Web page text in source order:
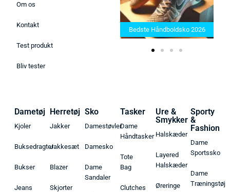
Om os
Kontakt
Test produkt
Bliv tester
Bedste Saunatæppe 2025 –
Find de bedste produkter her!
Bedste Håndboldsko 2026
Dametøj
Kjoler
Buksedragter
Bukser
Jeans
Herretøj
Jakker
Jakkesæt
Blazer
Skjorter
Sko
Damestøvler
Damesko
Dame
Sandaler
Tasker
Dame
Håndtasker
Tote
Bag
Clutches
Ure &
Smykker
Halskæder
Layered
Halskæder
Øreringe
Sporty
&
Fashion
Dame
Sportssko
Dame
Træningstøj